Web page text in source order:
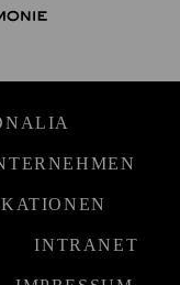
INTRANET